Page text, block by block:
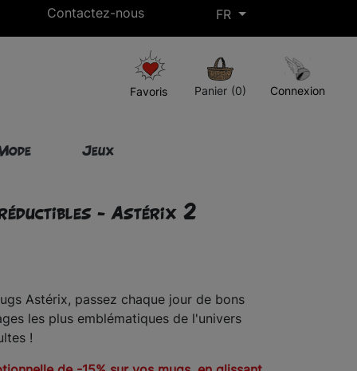
Livraison gratuite à partir de 50€ d’achat !*
Contactez-nous FR
Connexion
Panier (0)
Favoris
Jeux
- Astérix 2
Astérix, passez chaque jour de bons
les plus emblématiques de l'univers
!